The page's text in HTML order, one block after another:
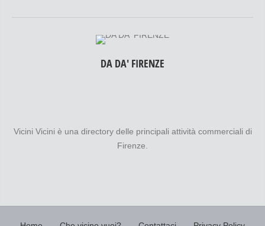
DA DA' FIRENZE
Vicini Vicini è una directory delle principali attività commerciali di
Firenze.